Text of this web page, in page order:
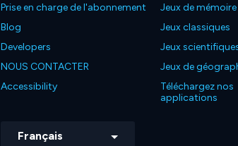
Prise en charge de l'abonnement
Blog
Developers
NOUS CONTACTER
Accessibility
Jeux de mémoire
Jeux classiques
Jeux
Jeux de
Téléchargez nos
applications
Français